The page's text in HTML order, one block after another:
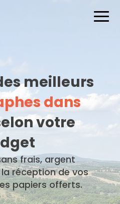
meilleurs
dans
votre
frais, argent
réception de vos
papiers offerts.